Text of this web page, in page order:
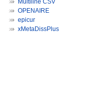
Multiline CSV
OPENAIRE
epicur
xMetaDissPlus